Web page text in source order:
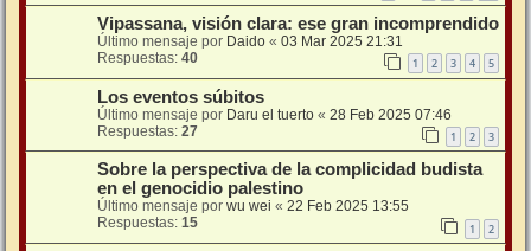
Vipassana, visión clara: ese gran incomprendido
Último mensaje por Daido « 03 Mar 2025 21:31
Respuestas: 40 1 2 3 4 5
Los eventos súbitos
Último mensaje por Daru el tuerto « 28 Feb 2025 07:46
Respuestas: 27 1 2 3
Sobre la perspectiva de la complicidad budista
en el genocidio palestino
Último mensaje por wu wei « 22 Feb 2025 13:55
Respuestas: 15 1 2